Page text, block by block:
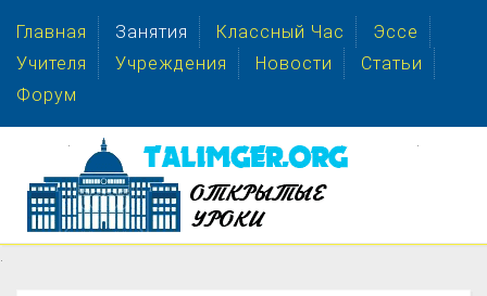
Главная Занятия Классный Час
Эссе
Учителя
Учреждения Новости
Статьи
Форум
.
. .